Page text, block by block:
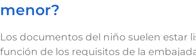
menor?
Los documentos del niño suelen estar
función de los requisitos de la